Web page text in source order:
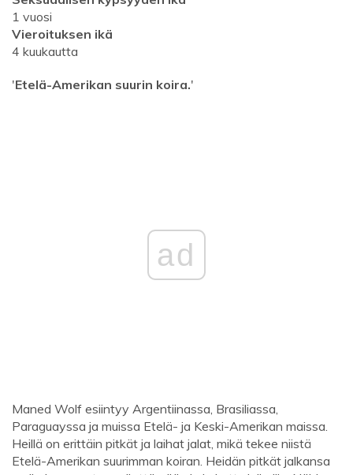
1 vuosi
Vieroituksen ikä
4 kuukautta
'Etelä-Amerikan suurin koira.'
ad
Maned Wolf esiintyy Argentiinassa, Brasiliassa,
Paraguayssa ja muissa Etelä- ja Keski-Amerikan maissa.
Heillä on erittäin pitkät ja laihat jalat, mikä tekee niistä
Etelä-Amerikan suurimman koiran. Heidän pitkät jalkansa